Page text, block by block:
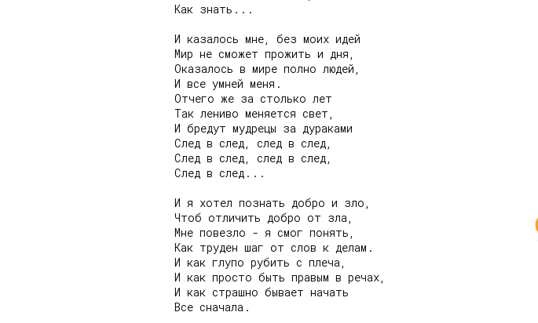
Как знать...
И казалось мне, без моих идей
Мир не сможет прожить и дня,
Оказалось в мире полно людей,
И все умней меня.
Отчего же за столько лет
Так лениво меняется свет,
И бредут мудрецы за дураками
След в след, след в след,
След в след, след в след,
След в след...
И я хотел познать добро и зло,
Чтоб отличить добро от зла,
Мне повезло - я смог понять,
Как труден шаг от слов к делам.
И как глупо рубить с плеча,
И как просто быть правым в речах,
И как страшно бывает начать